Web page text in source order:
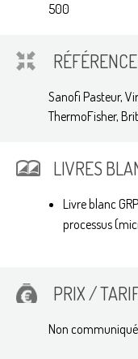
500
Sanofi Pasteur,
ThermoFisher,
LIVRES
Livre blanc
processus
PRIX /
Non